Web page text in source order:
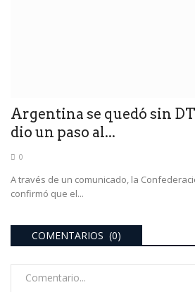
Argentina se quedó sin
dio un paso al...
0
A través de un comunicado, la
confirmó que el...
COMENTARIOS (0)